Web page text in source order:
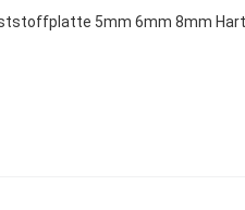
5mm 6mm 8mm